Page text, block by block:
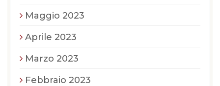
Maggio 2023
Aprile 2023
Marzo 2023
Febbraio 2023